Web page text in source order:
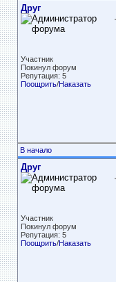
Друг
Участник
Покинул форум
Репутация: 5
Поощрить/Наказать
В начало
Друг
Участник
Покинул форум
Репутация: 5
Поощрить/Наказать